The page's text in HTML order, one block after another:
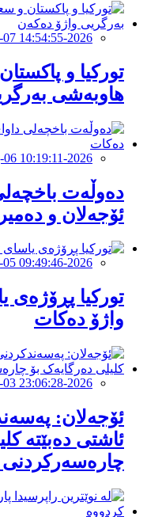
2026-Aug-07 14:54:55
تورکیا و
هاوبەشی
2026-Aug-06 10:19:11
دەوڵەت
ئۆجەلان و
2026-Aug-05 09:49:46
توركیا پڕۆژەی
واژۆ دەكات
2026-Aug-03 23:06:28
ئۆجەلان:
ئاشتی دەبێتە